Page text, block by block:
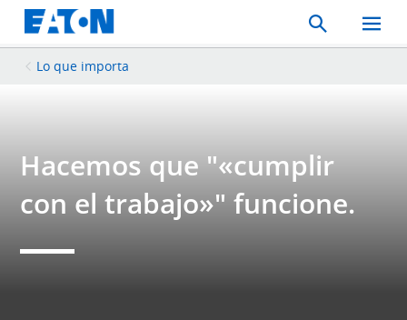
Search
Toggle
Mobile
Lo que importa
Hacemos que "«cumplir
con el trabajo»" funcione.